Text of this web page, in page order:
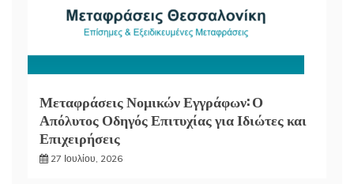
Μεταφράσεις Νομικών Εγγράφων: Ο
Απόλυτος Οδηγός Επιτυχίας για Ιδιώτες και
Επιχειρήσεις
27 Ιουλίου, 2026